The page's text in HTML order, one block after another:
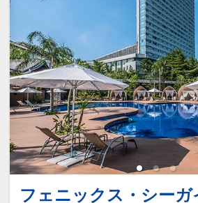
ティー豊かなメニュー
しております。
【朝食】
営業時間 7:00～
ダー9:30)
ビュッフェ形式また
ー
フェニックス・シーガ